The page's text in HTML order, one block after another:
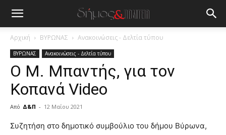
Αρχική ΒΥΡΩΝΑΣ Ανακοινώσεις - Δελτία τύπου
ΒΥΡΩΝΑΣ Ανακοινώσεις - Δελτία τύπου
Ο Μ. Μπαντής, για τον
Κοπανά Video
Από Δ&Π - 12 Μαΐου 2021
blonde
Συζητήση στο δημοτικό συμβούλιο του δήμου Βύρωνα,